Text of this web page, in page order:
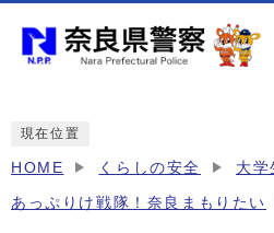
現在位置
HOME くらしの安全 大学
あっぷりけ戦隊！奈良まもりたい